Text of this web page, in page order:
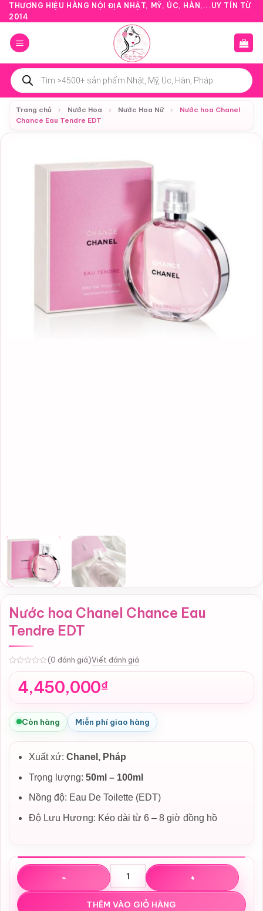
Bỏ
qua
nội
dung
THƯƠNG HIỆU HÀNG NỘI ĐỊA NHẬT, MỸ, ÚC, HÀN,...UY TÍN TỪ
2014
Tìm
kiếm
sản
phẩm
Trang chủ
› Nước Hoa › Nước Hoa Nữ ›
Nước hoa Chanel
Chance Eau Tendre EDT
Nước hoa Chanel Chance Eau
Tendre EDT
(0 đánh giá)Viết đánh giá
4,450,000₫
Còn hàng Miễn phí giao hàng
Xuất xứ: Chanel, Pháp
Trọng lượng: 50ml – 100ml
Nồng độ: Eau De Toilette (EDT)
Độ Lưu Hương: Kéo dài từ 6 – 8 giờ đồng hồ
Nước hoa Chanel Chance Eau Tendre EDT số lượng
THÊM VÀO GIỎ HÀNG